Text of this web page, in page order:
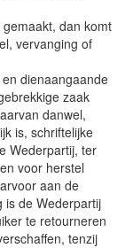
dan komt
vervanging of
dienaangaande
zaak
danwel,
is, schriftelijke
Wederpartij, ter
voor herstel
aan de
is de Wederpartij
te retourneren
tenzij